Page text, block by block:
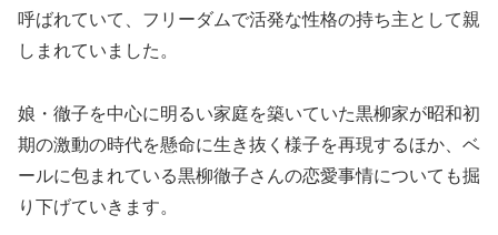
呼ばれていて、フリーダムで活発な性格の持ち主として親
しまれていました。
娘・徹子を中心に明るい家庭を築いていた黒柳家が昭和初
期の激動の時代を懸命に生き抜く様子を再現するほか、ベ
ールに包まれている黒柳徹子さんの恋愛事情についても掘
り下げていきます。